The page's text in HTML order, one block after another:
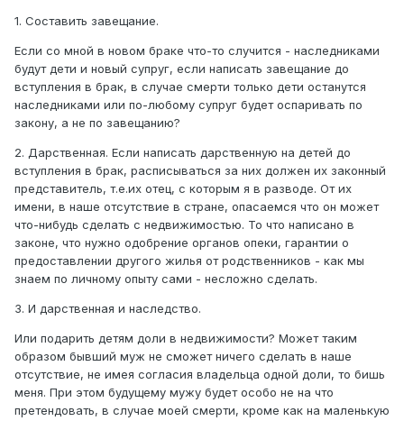
1. Составить завещание.
Если со мной в новом браке что-то случится - наследниками
будут дети и новый супруг, если написать завещание до
вступления в брак, в случае смерти только дети останутся
наследниками или по-любому супруг будет оспаривать по
закону, а не по завещанию?
2. Дарственная. Если написать дарственную на детей до
вступления в брак, расписываться за них должен их законный
представитель, т.е.их отец, с которым я в разводе. От их
имени, в наше отсутствие в стране, опасаемся что он может
что-нибудь сделать с недвижимостью. То что написано в
законе, что нужно одобрение органов опеки, гарантии о
предоставлении другого жилья от родственников - как мы
знаем по личному опыту сами - несложно сделать.
3. И дарственная и наследство.
Или подарить детям доли в недвижимости? Может таким
образом бывший муж не сможет ничего сделать в наше
отсутствие, не имея согласия владельца одной доли, то бишь
меня. При этом будущему мужу будет особо не на что
претендовать, в случае моей смерти, кроме как на маленькую